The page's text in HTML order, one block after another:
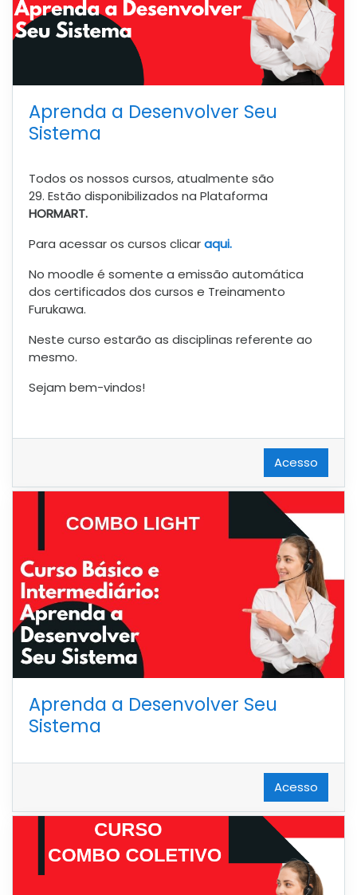
Aprenda a Desenvolver Seu
Sistema
Todos os nossos cursos, atualmente são
29. Estão disponibilizados na Plataforma
HORMART.
Para acessar os cursos clicaraqui.
No moodle é somente a emissão automática
dos certificados dos cursos e Treinamento
Furukawa.
Neste curso estarão as disciplinas referente ao
mesmo.
Sejam bem-vindos!
Acesso
Aprenda a Desenvolver Seu
Sistema
Acesso